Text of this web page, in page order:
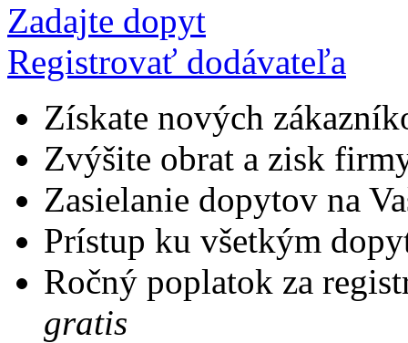
Zadajte dopyt
Registrovať dodávateľa
Získate nových
Zvýšite obrat a zisk
Zasielanie dopytov na
Prístup ku všetkým
Ročný poplatok za
gratis